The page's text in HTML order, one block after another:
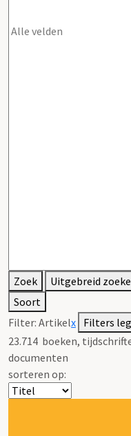
Zoek
Uitgebreid
Soort
Filter: Artikelx Filters
23.714 boeken,
documenten
sorteren op: